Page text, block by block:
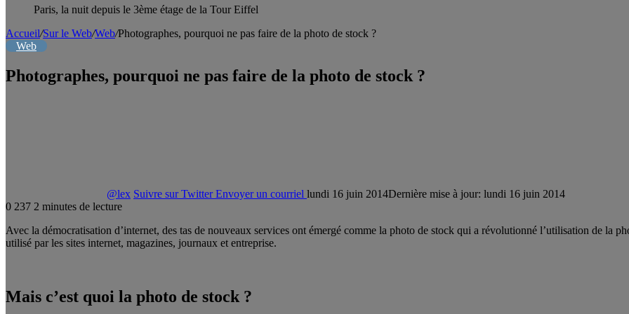
Paris, la nuit depuis le 3ème étage de la Tour Eiffel
Accueil/Sur le Web/Web/Photographes, pourquoi ne pas faire de la photo de stock ?
Web
Photographes, pourquoi ne pas faire de la photo de stock ?
@lex Suivre sur Twitter Envoyer un courriel lundi 16 juin 2014Dernière mise à jour: lundi 16 juin 2014
0 237 2 minutes de lecture
Avec la démocratisation d’internet, des tas de nouveaux services ont émergé comme la photo de stock qui a révolutionné l’utilisation de la
utilisé par les sites internet, magazines, journaux et entreprise.
Mais c’est quoi la photo de stock ?